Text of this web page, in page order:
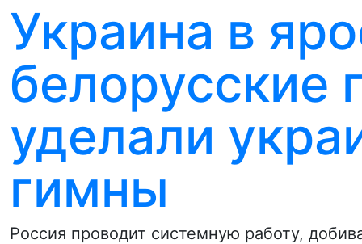
Украина в
белорусские
уделали
гимны
Россия проводит системную работу,